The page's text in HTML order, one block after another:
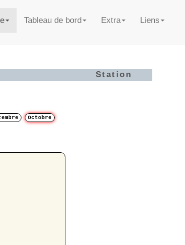
Station
Tableau de bord Extra Liens
Octobre